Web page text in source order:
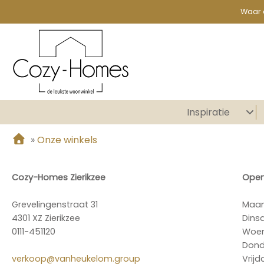
Waar
Inspiratie
»Onze winkels
Cozy-Homes Zierikzee
Grevelingenstraat 31
4301 XZ Zierikzee
0111-451120
verkoop@vanheukelom.group